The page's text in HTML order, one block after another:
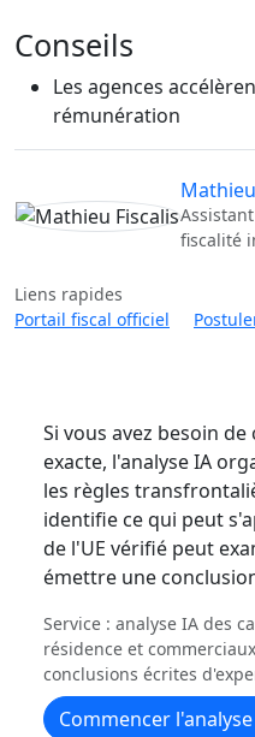
Conseils
Les agences
rémunération
fiscalité
Liens rapides
Portail fiscal officiel
Si vous avez besoin
exacte, l'analyse IA
les règles
identifie ce qui peut
de l'UE vérifié peut
émettre une
Service : analyse IA des
résidence et
conclusions écrites
Commencer